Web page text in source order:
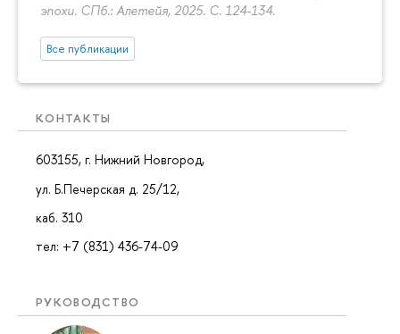
эпохи. СПб.: Алетейя, 2025. С. 124-134.
Все публикации
КОНТАКТЫ
603155, г. Нижний Новгород,
ул. Б.Печерская д. 25/12,
каб. 310
тел: +7 (831) 436-74-09
РУКОВОДСТВО